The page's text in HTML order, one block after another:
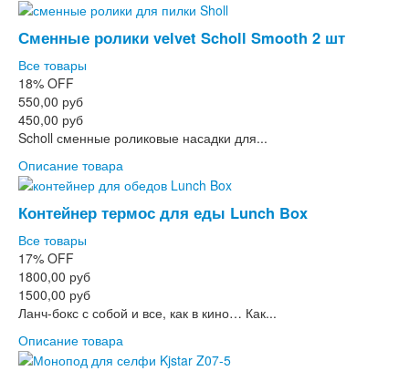
Сменные ролики velvet Scholl Smooth 2 шт
Все товары
18% OFF
550,00 руб
450,00 руб
Scholl сменные роликовые насадки для...
Описание товара
Контейнер термос для еды Lunch Box
Все товары
17% OFF
1800,00 руб
1500,00 руб
Ланч-бокс с собой и все, как в кино… Как...
Описание товара